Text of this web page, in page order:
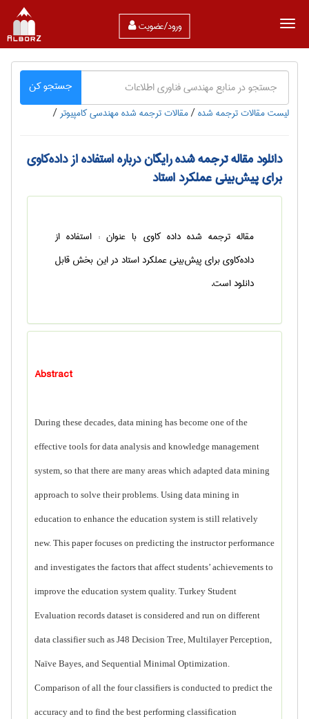
ورود/عضویت
جستجو کن
لیست مقالات ترجمه شده/مقالات ترجمه شده مهندسی كامپيوتر/
دانلود مقاله ترجمه شده رایگان درباره استفاده از داده‌کاوی
برای پیش‌بینی عملکرد استاد
مقاله ترجمه شده داده کاوی با عنوان : استفاده از
داده‌کاوی برای پیش‌بینی عملکرد استاد در این بخش قابل
دانلود است.
Abstract
During these decades, data mining has become one of the
effective tools for data analysis and knowledge management
system, so that there are many areas which adapted data mining
approach to solve their problems. Using data mining in
education to enhance the education system is still relatively
new. This paper focuses on predicting the instructor performance
and investigates the factors that affect students’ achievements to
improve the education system quality. Turkey Student
Evaluation records dataset is considered and run on different
data classifier such as J48 Decision Tree, Multilayer Perception,
Naïve Bayes, and Sequential Minimal Optimization.
Comparison of all the four classifiers is conducted to predict the
accuracy and to find the best performing classification